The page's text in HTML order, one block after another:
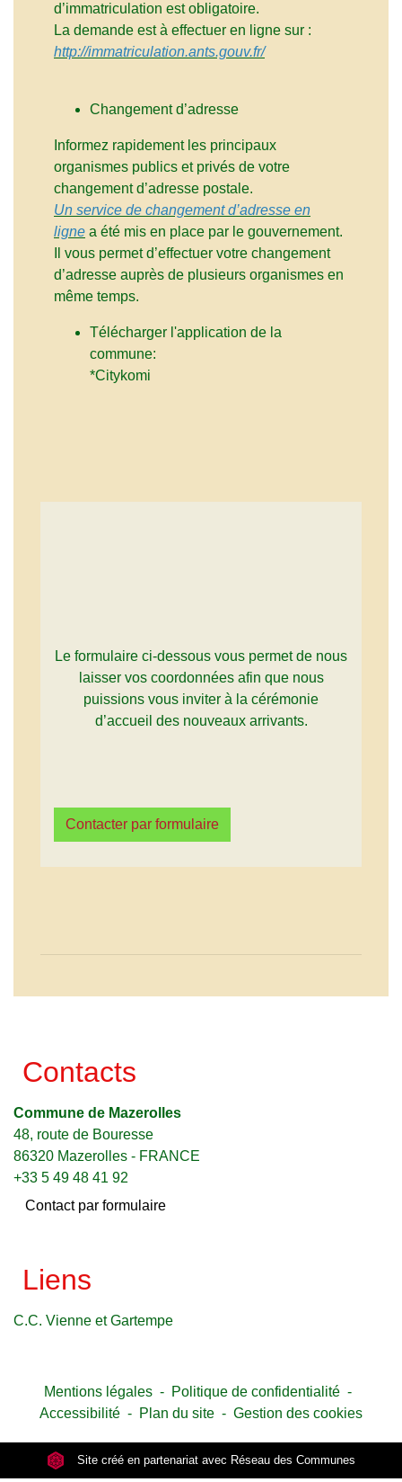
d’immatriculation est obligatoire.
La demande est à effectuer en ligne sur :
http://immatriculation.ants.gouv.fr/
Changement d’adresse
Informez rapidement les principaux
organismes publics et privés de votre
changement d’adresse postale.
Un service de changement d’adresse en
ligne a été mis en place par le gouvernement.
Il vous permet d’effectuer votre changement
d’adresse auprès de plusieurs organismes en
même temps.
Télécharger l'application de la
commune:
*Citykomi
Le formulaire ci-dessous vous permet de nous
laisser vos coordonnées afin que nous
puissions vous inviter à la cérémonie
d’accueil des nouveaux arrivants.
Contacter par formulaire
Contacts
Commune de Mazerolles
48, route de Bouresse
86320 Mazerolles - FRANCE
+33 5 49 48 41 92
Contact par formulaire
Liens
C.C. Vienne et Gartempe
Mentions légales - Politique de confidentialité -
Accessibilité - Plan du site - Gestion des cookies
Site créé en partenariat avec Réseau des Communes